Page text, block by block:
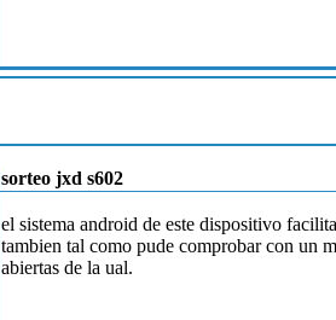
sorteo jxd s602
el sistema android de este dispositivo
tambien tal como pude comprobar con un
abiertas de la ual.